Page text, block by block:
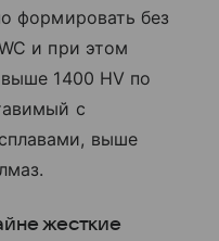
формировать без
и при этом
1400 HV по
с
выше
жесткие